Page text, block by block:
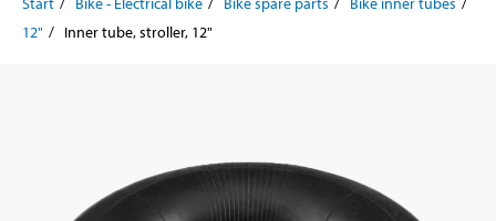
12"
Inner tube, stroller, 12"